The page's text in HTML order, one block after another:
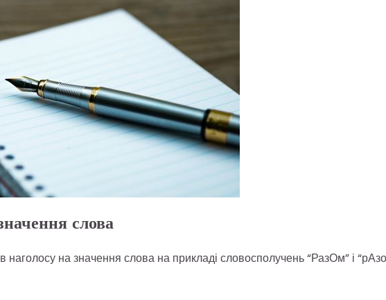
слова
на значення слова на прикладі словосполучень “РазОм” і